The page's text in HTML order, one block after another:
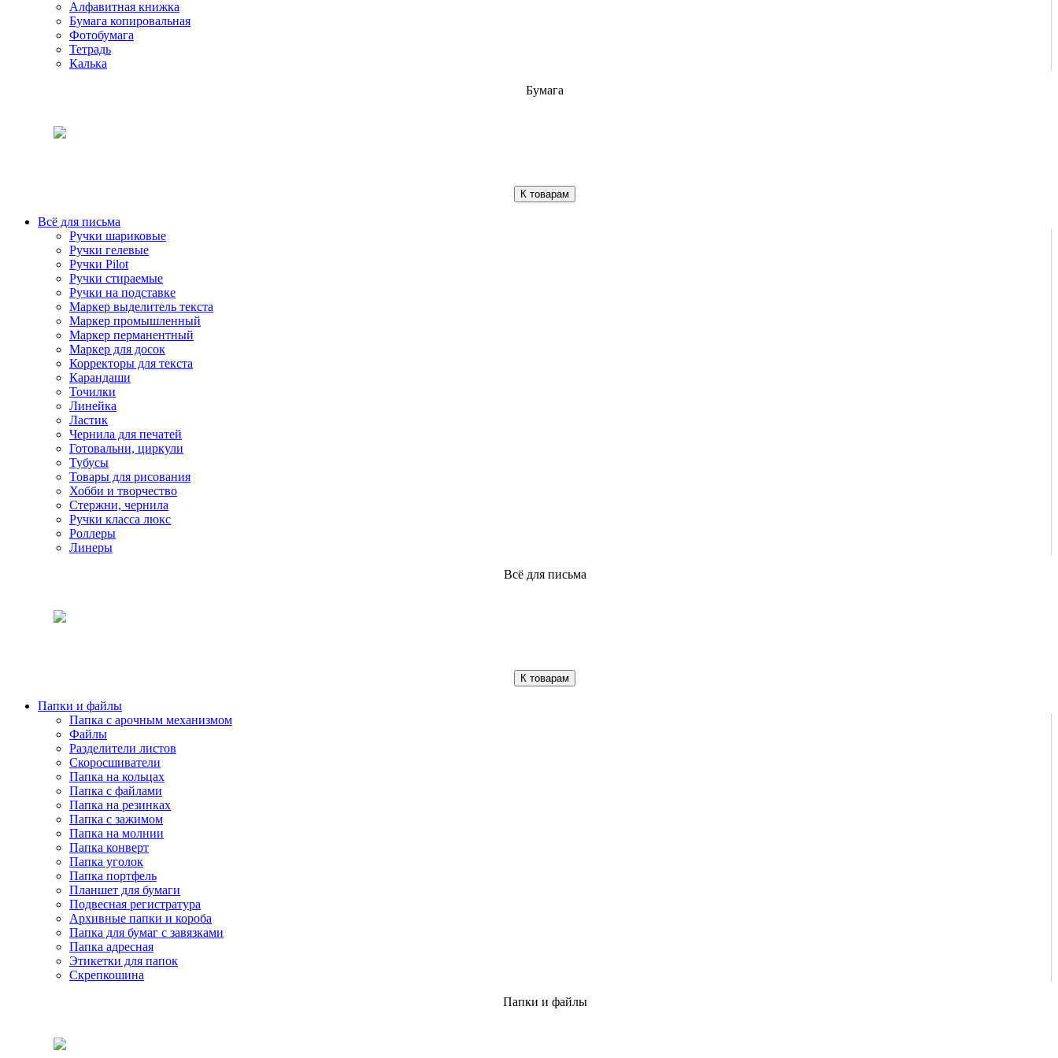
Алфавитная книжка
Бумага копировальная
Фотобумага
Тетрадь
Калька
Бумага
К товарам
Всё для письма
Ручки шариковые
Ручки гелевые
Ручки Pilot
Ручки стираемые
Ручки на подставке
Маркер выделитель текста
Маркер промышленный
Маркер перманентный
Маркер для досок
Корректоры для текста
Карандаши
Точилки
Линейка
Ластик
Чернила для печатей
Готовальни, циркули
Тубусы
Товары для рисования
Хобби и творчество
Стержни, чернила
Ручки класса люкс
Роллеры
Линеры
Всё для письма
К товарам
Папки и файлы
Папка с арочным механизмом
Файлы
Разделители листов
Скоросшиватели
Папка на кольцах
Папка с файлами
Папка на резинках
Папка с зажимом
Папка на молнии
Папка конверт
Папка уголок
Папка портфель
Планшет для бумаги
Подвесная регистратура
Архивные папки и короба
Папка для бумаг с завязками
Папка адресная
Этикетки для папок
Скрепкошина
Папки и файлы